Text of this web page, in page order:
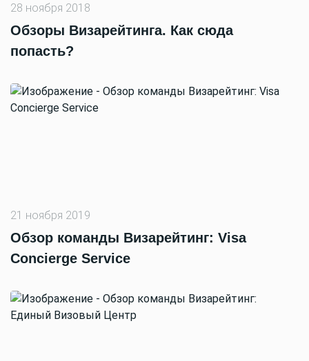
28 ноября 2018
Обзоры Визарейтинга. Как сюда
попасть?
21 ноября 2019
Обзор команды Визарейтинг: Visa
Concierge Service